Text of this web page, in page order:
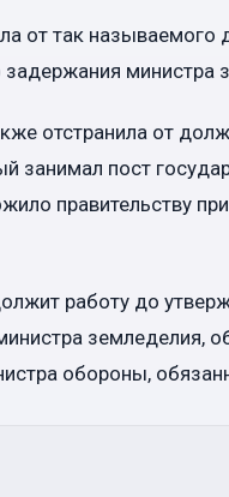
от так
задержания
отстранила от
занимал пост
правительству
работу до
земледелия,
обороны,